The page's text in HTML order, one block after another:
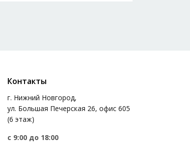
Контакты
г. Нижний Новгород,
ул. Большая Печерская 26, офис 605
(6 этаж)
с 9:00 до 18:00